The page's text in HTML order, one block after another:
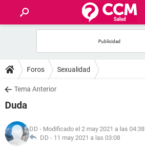
FOROS
SALUD
NUTRICIÓN
Foros Sexualidad
Tema Anterior
Duda
DD - Modificado el 2 may 2021 a las 04:38
DD - 11 may 2021 a las 03:08